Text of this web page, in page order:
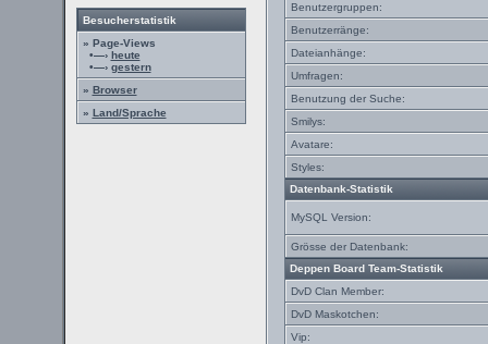
Besucherstatistik
» Page-Views
•—› heute
•—› gestern
» Browser
» Land/Sprache
Benutzergruppen:
Benutzerränge:
Dateianhänge:
Umfragen:
Benutzung der Suche:
Smilys:
Avatare:
Styles:
Datenbank-Statistik
MySQL Version:
Grösse der Datenbank:
Deppen Board Team-Statistik
DvD Clan Member:
DvD Maskotchen:
Vip: